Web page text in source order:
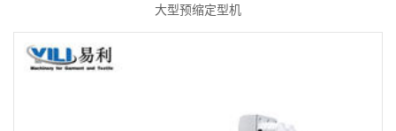
大型预缩定型机